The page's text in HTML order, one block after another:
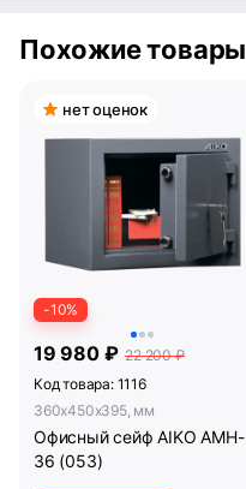
Похожие товары
нет оценок
-10%
19 980 ₽ 22 200 ₽
Код товара: 1116
360x450x395, мм
Офисный сейф AIKO AMH-
36 (053)